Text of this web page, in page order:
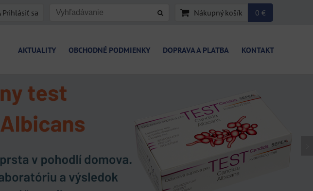
Prihlásiť sa Nákupný košík 0 €
AKTUALITY OBCHODNÉ PODMIENKY DOPRAVA A PLATBA KONTAKT